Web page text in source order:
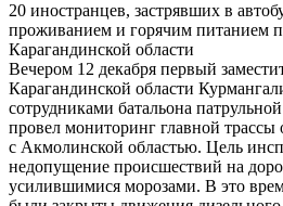
20 иностранцев, застрявших в
проживанием и горячим питанием
Карагандинской области
Вечером 12 декабря первый
Карагандинской области
сотрудниками батальона
провел мониторинг главной
с Акмолинской областью. Цель
недопущение происшествий на
усилившимися морозами. В это